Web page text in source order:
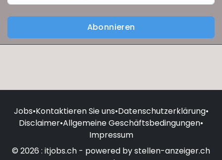
Abonnieren
Jobs•Kontaktieren Sie uns•Datenschutzerklärung•
Disclaimer•Allgemeine Geschäftsbedingungen•
Impressum
© 2026 : itjobs.ch - powered by stellen-anzeiger.ch